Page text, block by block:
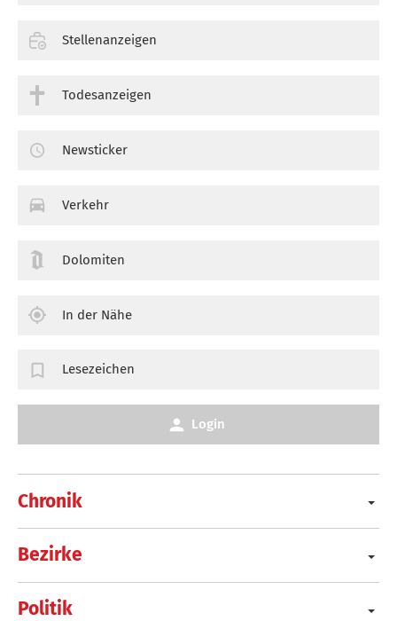
Chronik
Bezirke
Politik
Stellenanzeigen
Todesanzeigen
Newsticker
Verkehr
Dolomiten
In der Nähe
Lesezeichen
Login